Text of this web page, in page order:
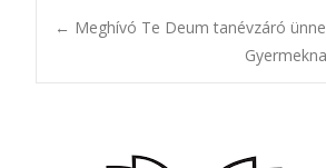
Post
← Meghívó Te Deum tanévzáró